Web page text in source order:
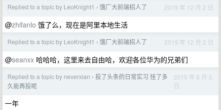
Replied to a topic by LeoKnight1 › 饿厂大前端招人了 2019 年 12 月 2 日
@zhifanlo 饿了么，现在是阿里本地生活
Replied to a topic by LeoKnight1 › 饿厂大前端招人了 2019 年 12 月 2 日
@seanxx 哈哈哈，这里来去自由哈，欢迎各位华为的兄弟们
Replied to a topic by neverxian › 投了头条的日常实习 挂了多
久能再投呢
2019 年 6 月 3
日
一年